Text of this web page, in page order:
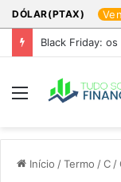
DÓLAR(PTAX)
Black Friday:
Menu
Início /Termo /C /